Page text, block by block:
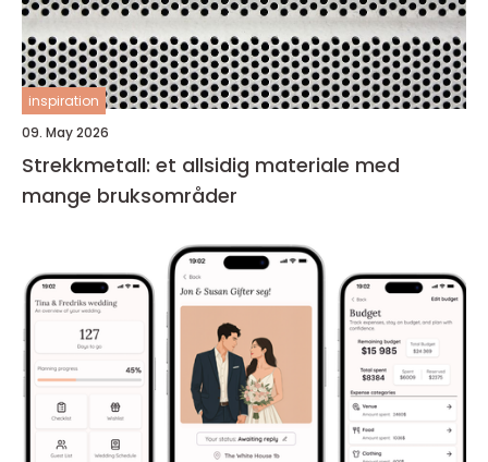
inspiration
09. May 2026
Strekkmetall: et allsidig materiale med
mange bruksområder